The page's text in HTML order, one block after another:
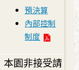
預決算
內部控制
制度
本園非接受請